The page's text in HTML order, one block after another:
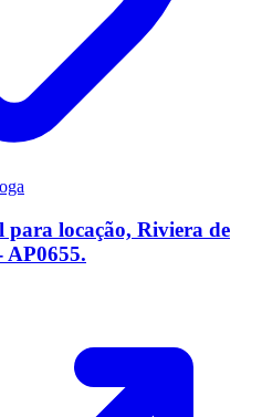
para locação, Riviera de
AP0655.